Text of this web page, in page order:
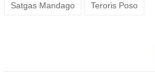
Satgas Mandago Teroris Poso